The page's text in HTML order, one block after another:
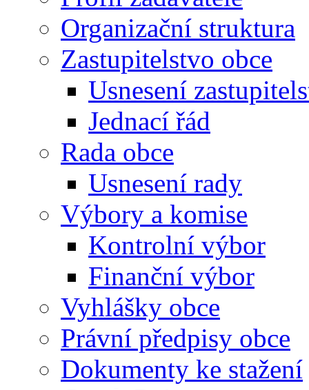
Organizační struktura
Zastupitelstvo obce
Usnesení
Jednací řád
Rada obce
Usnesení rady
Výbory a komise
Kontrolní výbor
Finanční výbor
Vyhlášky obce
Právní předpisy obce
Dokumenty ke stažení